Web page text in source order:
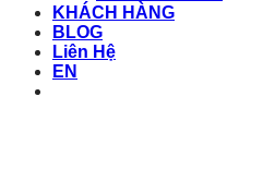
KHÁCH HÀNG
BLOG
Liên Hệ
EN